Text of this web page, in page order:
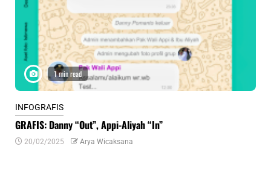
1 min read
INFOGRAFIS
GRAFIS: Danny “Out”, Appi-Aliyah “In”
20/02/2025 Arya Wicaksana